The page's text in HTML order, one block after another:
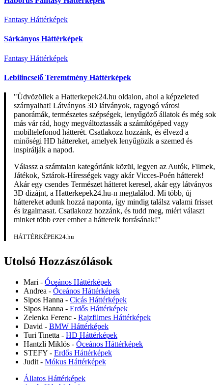
Fantasy Háttérképek
Sárkányos Háttérképek
Fantasy Háttérképek
Lebilincselő Teremtmény Háttérképek
"Üdvözöllek a Hatterkepek24.hu oldalon, ahol a képzeleted
szárnyalhat! Látványos 3D látványok, ragyogó városi
panorámák, természetes szépségek, lenyűgöző állatok és még sok
más vár rád, hogy megváltoztassák a számítógéped vagy
mobiltelefonod hátterét. Csatlakozz hozzánk, és élvezd a
minőségi HD háttereket, amelyek lenyűgözik a szemed és
inspirálják a napod.
Válassz a számtalan kategóriánk közül, legyen az Autók, Filmek,
Játékok, Sztárok-Hírességek vagy akár Vicces-Poén hátterek!
Akár egy csendes Természet hátteret keresel, akár egy látványos
3D dizájnt, a Hatterkepek24.hu-n megtalálod. Mi több, új
háttereket adunk hozzá naponta, így mindig találsz valami frisset
és izgalmasat. Csatlakozz hozzánk, és tudd meg, miért választ
minket több ezer ember a háttereik forrásának!"
HÁTTÉRKÉPEK24.hu
Utolsó Hozzászólások
Mari - Óceános Háttérképek
Andrea - Óceános Háttérképek
Sipos Hanna - Cicás Háttérképek
Sipos Hanna - Erdős Háttérképek
Zelenka Ferenc - Rajzfilmes Háttérképek
David - BMW Háttérképek
Turi Tinetta - HD Háttérképek
Hantzli Miklós - Óceános Háttérképek
STEFY - Erdős Háttérképek
Judit - Mókus Háttérképek
Állatos Háttérképek